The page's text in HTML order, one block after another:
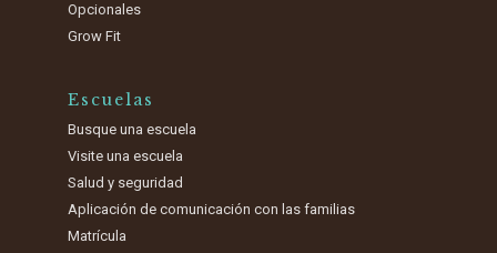
Opcionales
Grow Fit
Escuelas
Busque una escuela
Visite una escuela
Salud y seguridad
Aplicación de comunicación con las familias
Matrícula